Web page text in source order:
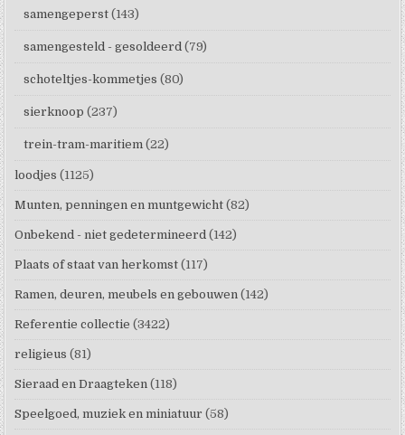
samengeperst (143)
samengesteld - gesoldeerd (79)
schoteltjes-kommetjes (80)
sierknoop (237)
trein-tram-maritiem (22)
loodjes (1125)
Munten, penningen en muntgewicht (82)
Onbekend - niet gedetermineerd (142)
Plaats of staat van herkomst (117)
Ramen, deuren, meubels en gebouwen (142)
Referentie collectie (3422)
religieus (81)
Sieraad en Draagteken (118)
Speelgoed, muziek en miniatuur (58)